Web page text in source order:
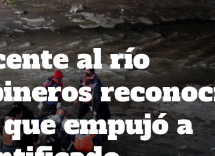
al río
empujó a